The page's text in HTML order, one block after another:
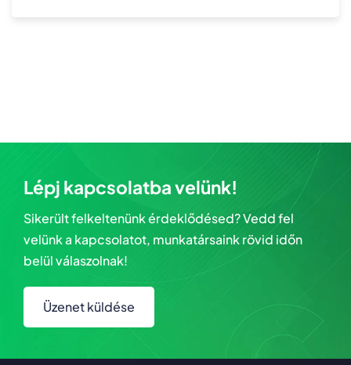
Lépj kapcsolatba velünk!
Sikerült felkeltenünk érdeklődésed? Vedd fel
velünk a kapcsolatot, munkatársaink rövid időn
belül válaszolnak!
Üzenet küldése